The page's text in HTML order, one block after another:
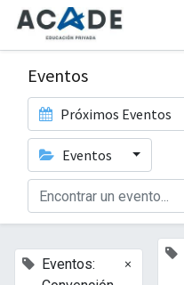
Eventos
Próximos Eventos
Eventos
Eventos:
×